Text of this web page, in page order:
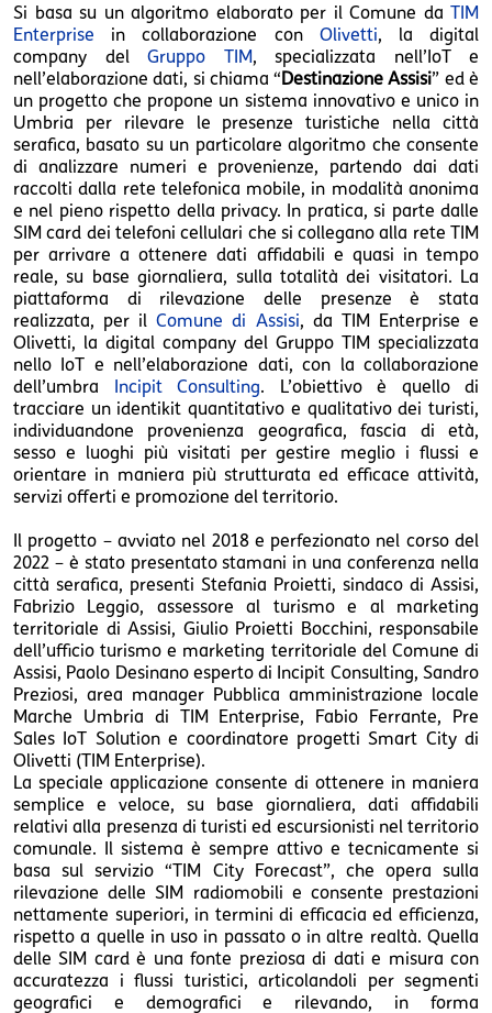
Si basa su un algoritmo elaborato per il Comune da TIM
Enterprise in collaborazione con Olivetti, la digital
company del Gruppo TIM, specializzata nell’IoT e
nell’elaborazione dati, si chiama “Destinazione Assisi” ed è
un progetto che propone un sistema innovativo e unico in
Umbria per rilevare le presenze turistiche nella città
serafica, basato su un particolare algoritmo che consente
di analizzare numeri e provenienze, partendo dai dati
raccolti dalla rete telefonica mobile, in modalità anonima
e nel pieno rispetto della privacy. In pratica, si parte dalle
SIM card dei telefoni cellulari che si collegano alla rete TIM
per arrivare a ottenere dati affidabili e quasi in tempo
reale, su base giornaliera, sulla totalità dei visitatori. La
piattaforma di rilevazione delle presenze è stata
realizzata, per ilComune di Assisi, da TIM Enterprise e
Olivetti, la digital company del Gruppo TIM specializzata
nello IoT e nell’elaborazione dati, con la collaborazione
dell’umbra Incipit Consulting. L’obiettivo è quello di
tracciare un identikit quantitativo e qualitativo dei turisti,
individuandone provenienza geografica, fascia di età,
sesso e luoghi più visitati per gestire meglio i flussi e
orientare in maniera più strutturata ed efficace attività,
servizi offerti e promozione del territorio.
Il progetto – avviato nel 2018 e perfezionato nel corso del
2022 – è stato presentato stamani in una conferenza nella
città serafica, presenti Stefania Proietti, sindaco di Assisi,
Fabrizio Leggio, assessore al turismo e al marketing
territoriale di Assisi, Giulio Proietti Bocchini, responsabile
dell’ufficio turismo e marketing territoriale del Comune di
Assisi, Paolo Desinano esperto di Incipit Consulting, Sandro
Preziosi, area manager Pubblica amministrazione locale
Marche Umbria di TIM Enterprise, Fabio Ferrante, Pre
Sales IoT Solution e coordinatore progetti Smart City di
Olivetti (TIM Enterprise).
La speciale applicazione consente di ottenere in maniera
semplice e veloce, su base giornaliera, dati affidabili
relativi alla presenza di turisti ed escursionisti nel territorio
comunale. Il sistema è sempre attivo e tecnicamente si
basa sul servizio “TIM City Forecast”, che opera sulla
rilevazione delle SIM radiomobili e consente prestazioni
nettamente superiori, in termini di efficacia ed efficienza,
rispetto a quelle in uso in passato o in altre realtà. Quella
delle SIM card è una fonte preziosa di dati e misura con
accuratezza i flussi turistici, articolandoli per segmenti
geografici e demografici e rilevando, in forma